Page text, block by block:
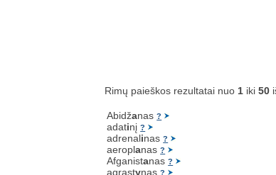
Rimų paieškos rezultatai nuo 1 iki50
Abidžanas?
adatinį?
adrenalinas?
aeroplanas?
Afganistanas?
agrastynas?